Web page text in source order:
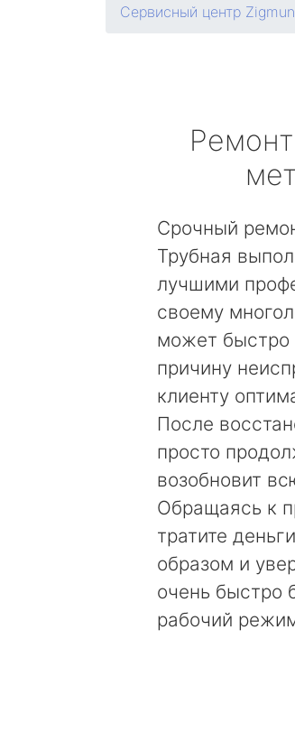
Сервисный центр
Ремонт
Срочный
Трубная
лучшими
своему
может быстро
причину
клиенту
После
просто
возобновит
Обращаясь к
тратите
образом и
очень быстро
рабочий